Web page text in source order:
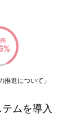
進について」
ムを導入